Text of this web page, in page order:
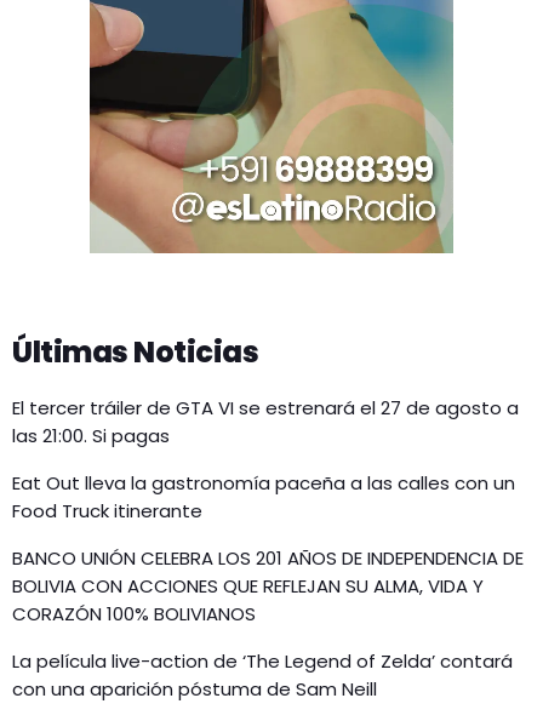
Últimas Noticias
El tercer tráiler de GTA VI se estrenará el 27 de agosto a
las 21:00. Si pagas
Eat Out lleva la gastronomía paceña a las calles con un
Food Truck itinerante
BANCO UNIÓN CELEBRA LOS 201 AÑOS DE INDEPENDENCIA DE
BOLIVIA CON ACCIONES QUE REFLEJAN SU ALMA, VIDA Y
CORAZÓN 100% BOLIVIANOS
La película live-action de ‘The Legend of Zelda’ contará
con una aparición póstuma de Sam Neill